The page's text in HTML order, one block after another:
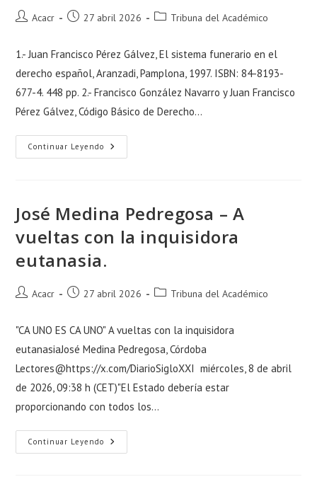
Acacr 27 abril 2026 Tribuna del Académico
1.- Juan Francisco Pérez Gálvez, El sistema funerario en el
derecho español, Aranzadi, Pamplona, 1997. ISBN: 84-8193-
677-4. 448 pp. 2.- Francisco González Navarro y Juan Francisco
Pérez Gálvez, Código Básico de Derecho…
Continuar Leyendo
José Medina Pedregosa – A
vueltas con la inquisidora
eutanasia.
Acacr 27 abril 2026 Tribuna del Académico
"CA UNO ES CA UNO" A vueltas con la inquisidora
eutanasiaJosé Medina Pedregosa, Córdoba
Lectores@https://x.com/DiarioSigloXXI miércoles, 8 de abril
de 2026, 09:38 h (CET)"El Estado debería estar
proporcionando con todos los…
Continuar Leyendo